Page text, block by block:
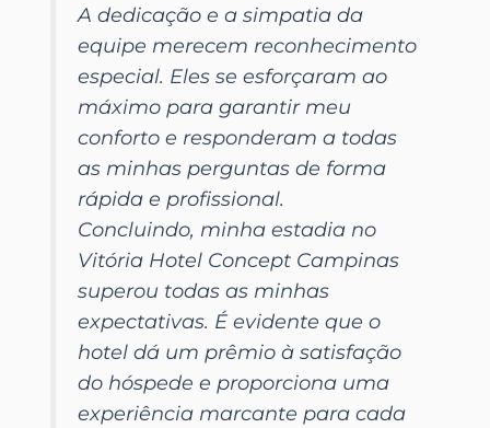
A dedicação e a simpatia da
equipe merecem reconhecimento
especial. Eles se esforçaram ao
máximo para garantir meu
conforto e responderam a todas
as minhas perguntas de forma
rápida e profissional.
Concluindo, minha estadia no
Vitória Hotel Concept Campinas
superou todas as minhas
expectativas. É evidente que o
hotel dá um prêmio à satisfação
do hóspede e proporciona uma
experiência marcante para cada